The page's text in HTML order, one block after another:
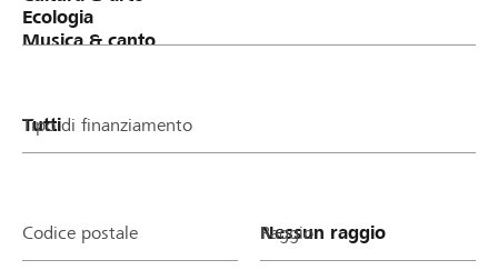
Tipo di finanziamento
Codice postale Raggio